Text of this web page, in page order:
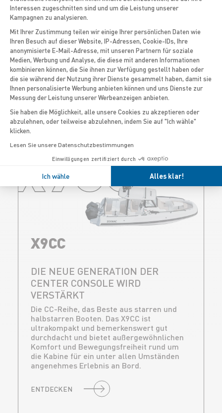
PRO 850
DAS GRÖSSTE DER SERIE MIT S
EINEN 8,50 M
Sie können bis zu 25 Passagiere an Bord
dieses Pro 850 befördern. Es kann mit 2 x
250 PS zweimotorig betrieben werden.
X9CC
X9CC
DIE NEUE GENERATION DER
CENTER CONSOLE WIRD
VERSTÄRKT
Die CC-Reihe, das Beste aus starren und
halbstarren Booten. Das X9CC ist
ultrakompakt und bemerkenswert gut
durchdacht und bietet außergewöhnlichen
Komfort und Bewegungsfreiheit rund um
die Kabine für ein unter allen Umständen
angenehmes Erlebnis an Bord.
ENTDECKEN
Interessen zugeschnitten sind und um die Leistung unserer
Kampagnen zu analysieren.
Mit Ihrer Zustimmung teilen wir einige Ihrer persönlichen Daten wie
Ihren Besuch auf dieser Website, IP-Adressen, Cookie-IDs, Ihre
anonymisierte E-Mail-Adresse, mit unseren Partnern für soziale
Medien, Werbung und Analyse, die diese mit anderen Informationen
kombinieren können, die Sie ihnen zur Verfügung gestellt haben oder
die sie während der Nutzung ihrer Dienste gesammelt haben, damit sie
Ihnen personalisierte Werbung anbieten können und uns Dienste zur
Messung der Leistung unserer Werbeanzeigen anbieten.
Sie haben die Möglichkeit, alle unsere Cookies zu akzeptieren oder
abzulehnen, oder teilweise abzulehnen, indem Sie auf "Ich wähle"
klicken.
Lesen Sie unsere Datenschutzbestimmungen
Einwilligungen zertifiziert durch
Ich wähle Alles klar!
Axeptio consent